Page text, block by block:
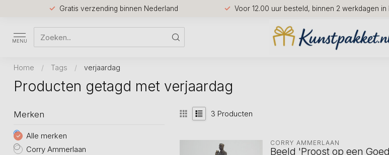
Gratis verzending binnen Nederland Voor 12.00 uur besteld, binnen 2 werkdagen in
MENU
Home / Tags / verjaardag
Producten getagd met verjaardag
Merken
Alle merken
Corry Ammerlaan
3 Producten
CORRY AMMERLAAN
Beeld 'Proost op een